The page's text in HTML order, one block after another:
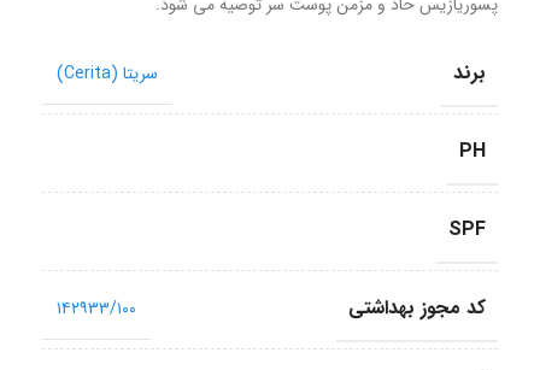
برند سریتا (Cerita)
PH
SPF
کد مجوز بهداشتی ۱۴۲۹۳۳/۱۰۰